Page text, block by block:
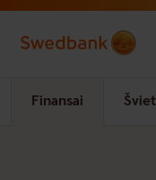
Skip to main content
Finansai